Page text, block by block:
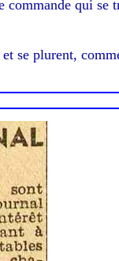
qui
se plurent,